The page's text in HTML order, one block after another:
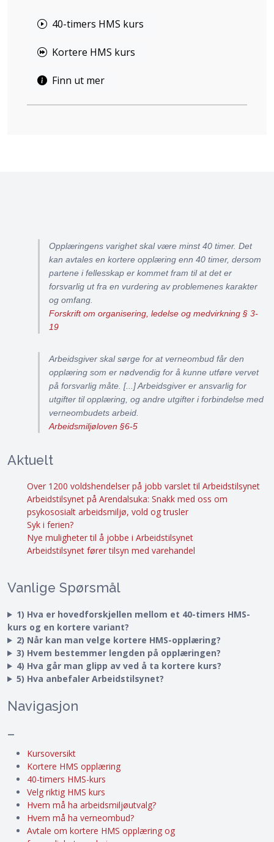
40-timers HMS kurs
Kortere HMS kurs
Finn ut mer
Opplæringens varighet skal være minst 40 timer. Det
kan avtales en kortere opplæring enn 40 timer, dersom
partene i fellesskap er kommet fram til at det er
forsvarlig ut fra en vurdering av problemenes karakter
og omfang.
Forskrift om organisering, ledelse og medvirkning § 3-
19
Arbeidsgiver skal sørge for at verneombud får den
opplæring som er nødvendig for å kunne utføre vervet
på forsvarlig måte. [...] Arbeidsgiver er ansvarlig for
utgifter til opplæring, og andre utgifter i forbindelse med
verneombudets arbeid.
Arbeidsmiljøloven §6-5
Aktuelt
Over 1200 voldshendelser på jobb varslet til Arbeidstilsynet
Arbeidstilsynet på Arendalsuka: Snakk med oss om
psykososialt arbeidsmiljø, vold og trusler
Syk i ferien?
Nye muligheter til å jobbe i Arbeidstilsynet
Arbeidstilsynet fører tilsyn med varehandel
Vanlige Spørsmål
1) Hva er hovedforskjellen mellom et 40-timers HMS-
kurs og en kortere variant?
2) Når kan man velge kortere HMS-opplæring?
3) Hvem bestemmer lengden på opplæringen?
4) Hva går man glipp av ved å ta kortere kurs?
5) Hva anbefaler Arbeidstilsynet?
Navigasjon
–
Kursoversikt
Kortere HMS opplæring
40-timers HMS-kurs
Velg riktig HMS kurs
Hvem må ha arbeidsmiljøutvalg?
Hvem må ha verneombud?
Avtale om kortere HMS opplæring og